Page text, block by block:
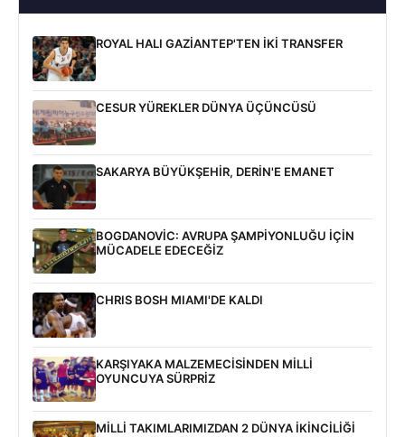
ROYAL HALI GAZİANTEP'TEN İKİ TRANSFER
CESUR YÜREKLER DÜNYA ÜÇÜNCÜSÜ
SAKARYA BÜYÜKŞEHİR, DERİN'E EMANET
BOGDANOVİC: AVRUPA ŞAMPİYONLUĞU İÇİN
MÜCADELE EDECEĞİZ
CHRIS BOSH MIAMI'DE KALDI
KARŞIYAKA MALZEMECİSİNDEN MİLLİ
OYUNCUYA SÜRPRİZ
MİLLİ TAKIMLARIMIZDAN 2 DÜNYA İKİNCİLİĞİ